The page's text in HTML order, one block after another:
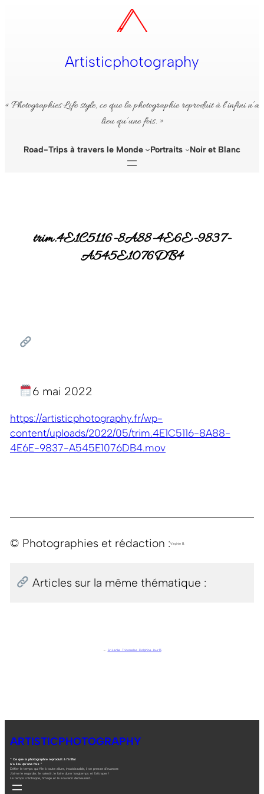
Artisticphotography
« Photographies Life style, ce que la photographie reproduit à l’infini n’a
lieu qu’une fois. »
Road-Trips à travers le Monde Portraits Noir et Blanc
trim.4E1C5116-8A88-4E6E-9837-
A545E1076DB4
6 mai 2022
https://artisticphotography.fr/wp-
content/uploads/2022/05/trim.4E1C5116-8A88-
4E6E-9837-A545E1076DB4.mov
© Photographies et rédaction :Virginie B.
Articles sur la même thématique :
← Sri Lanka . Tricomalee . Dolphins . Jour 15
ARTISTICPHOTOGRAPHY
“ Ce que la photographie reproduit à l’infini
n’a lieu qu’une fois ”
Défier le temps qui file à toute allure, insaisissable, il se presse d’avancer.
J’aime le regarder, le ralentir, le faire durer longtemps et l’attraper !
Le temps s’échappe, l’image et le souvenir demeurent…